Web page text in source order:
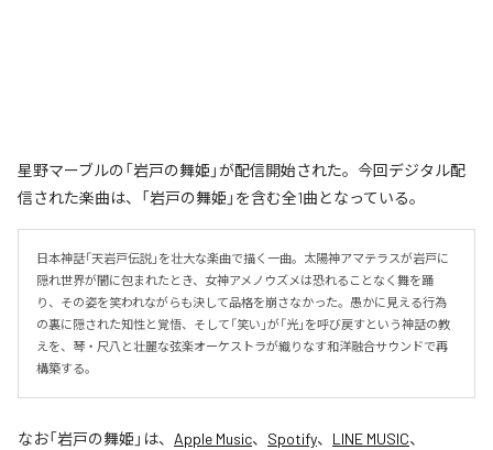
星野マーブルの「岩戸の舞姫」が配信開始された。今回デジタル配
信された楽曲は、「岩戸の舞姫」を含む全1曲となっている。
日本神話「天岩戸伝説」を壮大な楽曲で描く一曲。太陽神アマテラスが岩戸に
隠れ世界が闇に包まれたとき、女神アメノウズメは恐れることなく舞を踊
り、その姿を笑われながらも決して品格を崩さなかった。愚かに見える行為
の裏に隠された知性と覚悟、そして「笑い」が「光」を呼び戻すという神話の教
えを、琴・尺八と壮麗な弦楽オーケストラが織りなす和洋融合サウンドで再
構築する。
なお「岩戸の舞姫 」は、 Apple Music、 Spotify、 LINE MUSIC、